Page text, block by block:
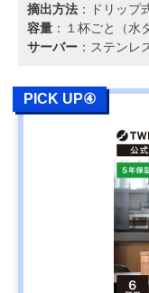
摘出方法 ：ドリップ
容量 ：１杯ごと（水
サーバー ：ステンレ
PICK UP④